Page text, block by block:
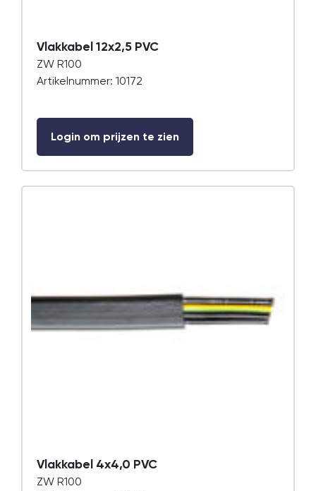
Vlakkabel 12x2,5 PVC
ZW R100
Artikelnummer: 10172
Login om prijzen te zien
Vlakkabel 4x4,0 PVC
ZW R100